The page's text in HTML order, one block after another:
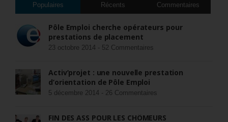
Populaires Récents Commentaires
Pôle Emploi cherche opérateurs pour
prestations de placement
23 octobre 2014 - 52 Commentaires
Activ’projet : une nouvelle prestation
d’orientation de Pôle Emploi
5 décembre 2014 - 26 Commentaires
FIN DES ASS POUR LES CHÔMEURS